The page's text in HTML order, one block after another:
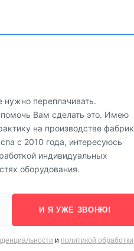
переплачивать.
помочь Вам сделать это. Имею
на производстве фабрик
с 2010 года, интересуюсь
индивидуальных
оборудования.
И Я УЖЕ ЗВОНЮ!
и политикой обработки